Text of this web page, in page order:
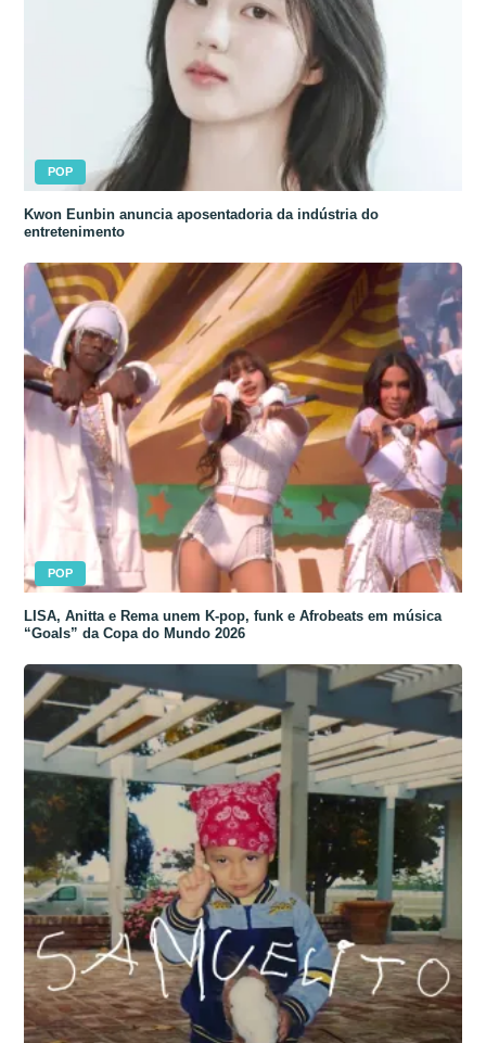
POP
Kwon Eunbin anuncia aposentadoria da indústria do
entretenimento
POP
LISA, Anitta e Rema unem K-pop, funk e Afrobeats em música
“Goals” da Copa do Mundo 2026